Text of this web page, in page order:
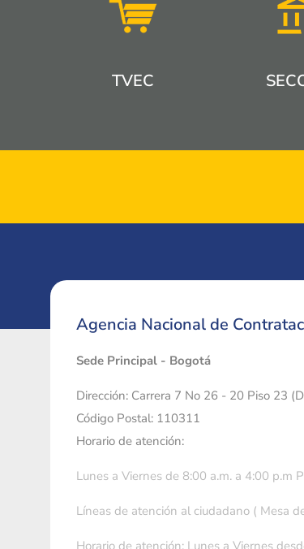
TVEC
Agencia Nacional de
Sede Principal - Bogotá
Dirección: Carrera 7 No 26 - 20 Piso 23
Código Postal: 110311
Horario de atención:
Lunes a Viernes de 8:00 a.m. a 4:00 p.m
Líneas de atención al ciudadano ( Mesa